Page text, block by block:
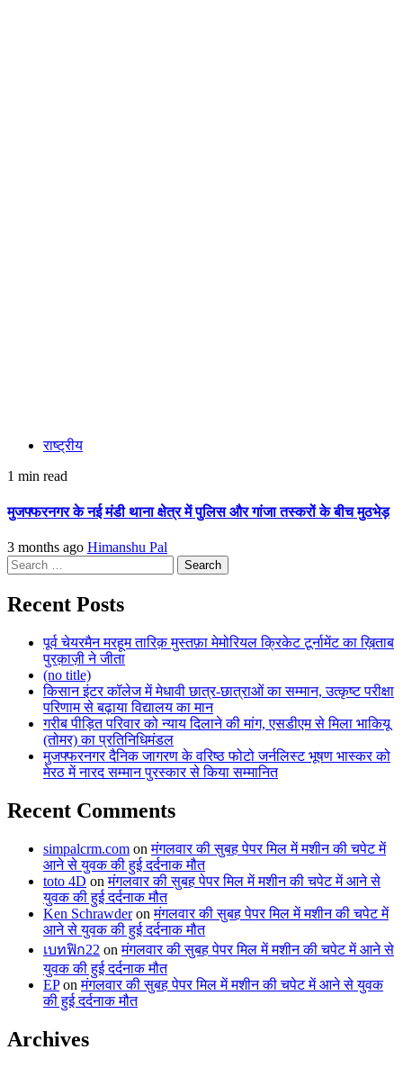
राष्ट्रीय
1 min read
मुजफ्फरनगर के नई मंडी थाना क्षेत्र में पुलिस और गांजा तस्करों के बीच मुठभेड़
3 months ago Himanshu Pal
Search
for:
Recent Posts
पूर्व चेयरमैन मरहूम तारिक़ मुस्तफ़ा मेमोरियल क्रिकेट टूर्नामेंट का ख़िताब
पुरक़ाज़ी ने जीता
(no title)
किसान इंटर कॉलेज में मेधावी छात्र-छात्राओं का सम्मान, उत्कृष्ट परीक्षा
परिणाम से बढ़ाया विद्यालय का मान
गरीब पीड़ित परिवार को न्याय दिलाने की मांग, एसडीएम से मिला भाकियू
(तोमर) का प्रतिनिधिमंडल
मुजफ्फरनगर दैनिक जागरण के वरिष्ठ फोटो जर्नलिस्ट भूषण भास्कर को
मेरठ में नारद सम्मान पुरस्कार से किया सम्मानित
Recent Comments
simpalcrm.com onमंगलवार की सुबह पेपर मिल में मशीन की चपेट में
आने से युवक की हुई दर्दनाक मौत
toto 4D onमंगलवार की सुबह पेपर मिल में मशीन की चपेट में आने से
युवक की हुई दर्दनाक मौत
Ken Schrawderonमंगलवार की सुबह पेपर मिल में मशीन की चपेट में
आने से युवक की हुई दर्दनाक मौत
เบทฟิก22 onमंगलवार की सुबह पेपर मिल में मशीन की चपेट में आने से
युवक की हुई दर्दनाक मौत
EPonमंगलवार की सुबह पेपर मिल में मशीन की चपेट में आने से युवक
की हुई दर्दनाक मौत
Archives